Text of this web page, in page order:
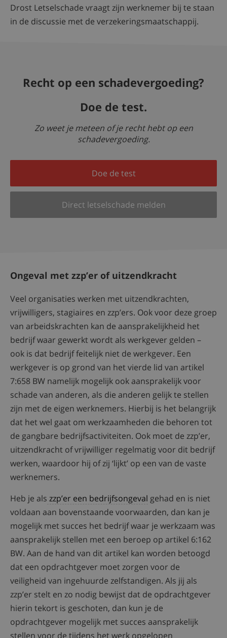
Drost Letselschade vraagt zijn werknemer bij te staan
in de discussie met de verzekeringsmaatschappij.
Recht op een schadevergoeding?
Doe de test.
Zo weet je meteen of je recht hebt op een
schadevergoeding.
Doe de test
Direct letselschade melden
Ongeval met zzp’er of uitzendkracht
Veel organisaties werken met uitzendkrachten,
vrijwilligers, stagiaires en zzp’ers. Ook voor deze groep
van arbeidskrachten kan de aansprakelijkheid het
bedrijf waar gewerkt wordt als werkgever gelden –
ook is dat bedrijf feitelijk niet de werkgever. Een
werkgever is op grond van het vierde lid van artikel
7:658 BW namelijk mogelijk ook aansprakelijk voor
schade van anderen, als die anderen gelijk te stellen
zijn met de eigen werknemers. Hierbij is het belangrijk
dat het wel gaat om werkzaamheden die behoren tot
de gangbare bedrijfsactiviteiten. Ook moet de zzp’er,
uitzendkracht of vrijwilliger regelmatig voor dit bedrijf
werken, waardoor hij of zij ‘lijkt’ op een van de vaste
werknemers.
Heb je als zzp’er een bedrijfsongeval gehad en is niet
voldaan aan bovenstaande voorwaarden, dan kan je
mogelijk met succes het bedrijf waar je werkzaam was
aansprakelijk stellen met een beroep op artikel 6:162
BW. Aan de hand van dit artikel kan worden betoogd
dat een opdrachtgever moet zorgen voor de
veiligheid van ingehuurde zelfstandigen. Als jij als
zzp’er stelt en zo nodig bewijst dat de opdrachtgever
hierin tekort is geschoten, dan kun je de
opdrachtgever mogelijk met succes aansprakelijk
stellen voor de tijdens het werk opgelopen